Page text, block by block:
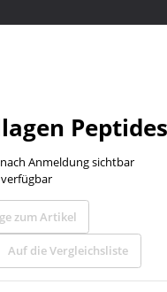
Anmeldung sichtbar
zum Artikel
Auf die Vergleichsliste